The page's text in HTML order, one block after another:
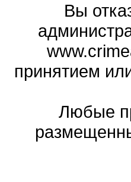
Вы
принятием
Любые